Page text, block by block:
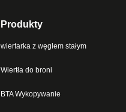
Produkty
wiertarka z węglem stałym
Wiertła do broni
BTA Wykopywanie